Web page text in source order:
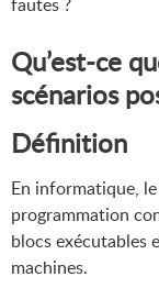
Qu’est-ce
scénarios
Définition
En informatique,
programmation
blocs exécutables
machines.